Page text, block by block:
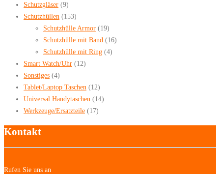
Schutzgläser (9)
Schutzhüllen (153)
Schutzhülle Armor (19)
Schutzhülle mit Band (16)
Schutzhülle mit Ring (4)
Smart Watch/Uhr (12)
Sonstiges (4)
Tablet/Laptop Taschen (12)
Universal Handytaschen (14)
Werkzeuge/Ersatzteile (17)
Kontakt
Rufen Sie uns an